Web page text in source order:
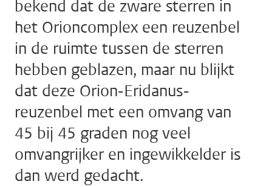
bekend dat de zware sterren in
het Orioncomplex een reuzenbel
in de ruimte tussen de sterren
hebben geblazen, maar nu blijkt
dat deze Orion-Eridanus-
reuzenbel met een omvang van
45 bij 45 graden nog veel
omvangrijker en ingewikkelder is
dan werd gedacht.